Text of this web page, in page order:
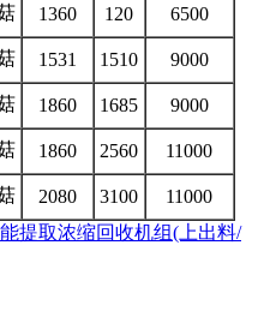
1360 120
6500
1531 1510
9000
1860 1685
9000
1860 2560
11000
2080 3100
11000
提取浓缩回收机组(上出料/